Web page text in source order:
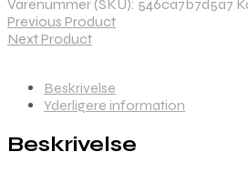
Varenummer (SKU): 546ca7b7d5a7
Previous Product
Next Product
Beskrivelse
Yderligere information
Beskrivelse